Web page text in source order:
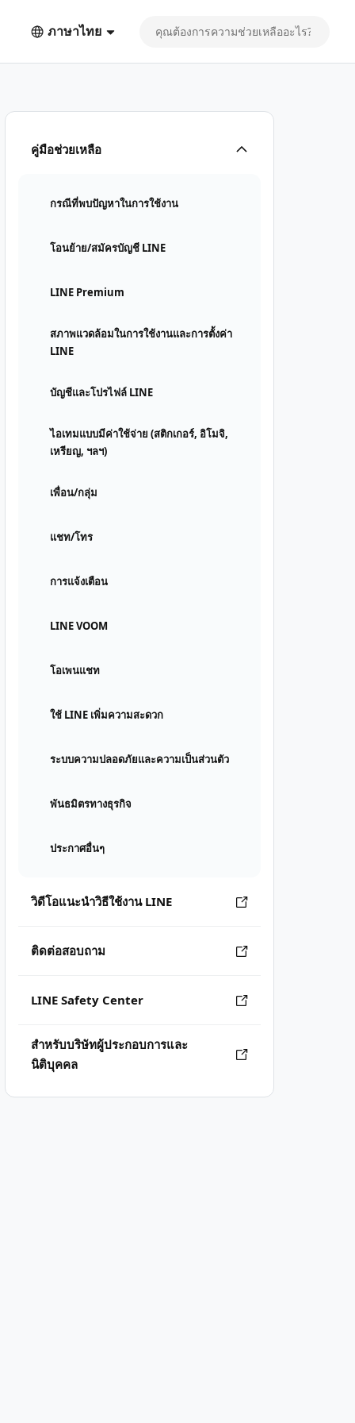
ภาษาไทย
คู่มือช่วยเหลือ
กรณีที่พบปัญหาในการใช้งาน
โอนย้าย/สมัครบัญชี LINE
LINE Premium
สภาพแวดล้อมในการใช้งานและการตั้งค่า
LINE
บัญชีและโปรไฟล์ LINE
ไอเทมแบบมีค่าใช้จ่าย (สติกเกอร์, อิโมจิ,
เหรียญ, ฯลฯ)
เพื่อน/กลุ่ม
แชท/โทร
การแจ้งเตือน
LINE VOOM
โอเพนแชท
ใช้ LINE เพิ่มความสะดวก
ระบบความปลอดภัยและความเป็นส่วนตัว
พันธมิตรทางธุรกิจ
ประกาศอื่นๆ
วิดีโอแนะนำวิธีใช้งาน LINE
ติดต่อสอบถาม
LINE Safety Center
สำหรับบริษัทผู้ประกอบการและ
นิติบุคคล